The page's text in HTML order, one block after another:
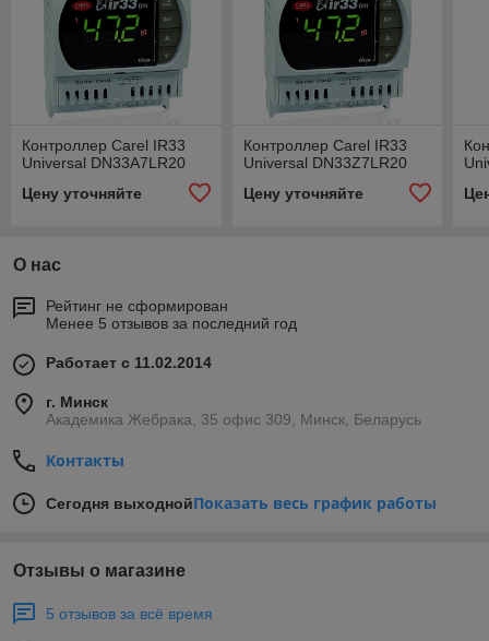
Контроллер Carel IR33
Universal DN33A7LR20
Цену уточняйте
Контроллер Carel IR33
Universal DN33Z7LR20
Цену уточняйте
О нас
Рейтинг не сформирован
Менее 5 отзывов за последний год
Работает с 11.02.2014
г. Минск
Академика Жебрака, 35 офис 309, Минск, Беларусь
Контакты
Сегодня выходнойПоказать весь график работы
Отзывы о магазине
5 отзывов за всё время